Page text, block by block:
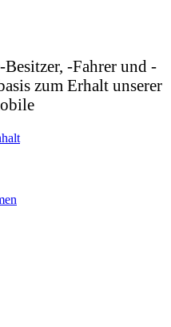
-Fahrer und -
zum Erhalt unserer